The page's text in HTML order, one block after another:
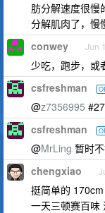
肪分解速度很慢
分解肌肉了，慢
conwey Jun
少吃，跑步，或
csfreshman
@z7356995
csfreshman
@MrLing 暂时
chengxiao
挺简单的
一天三顿赛百味